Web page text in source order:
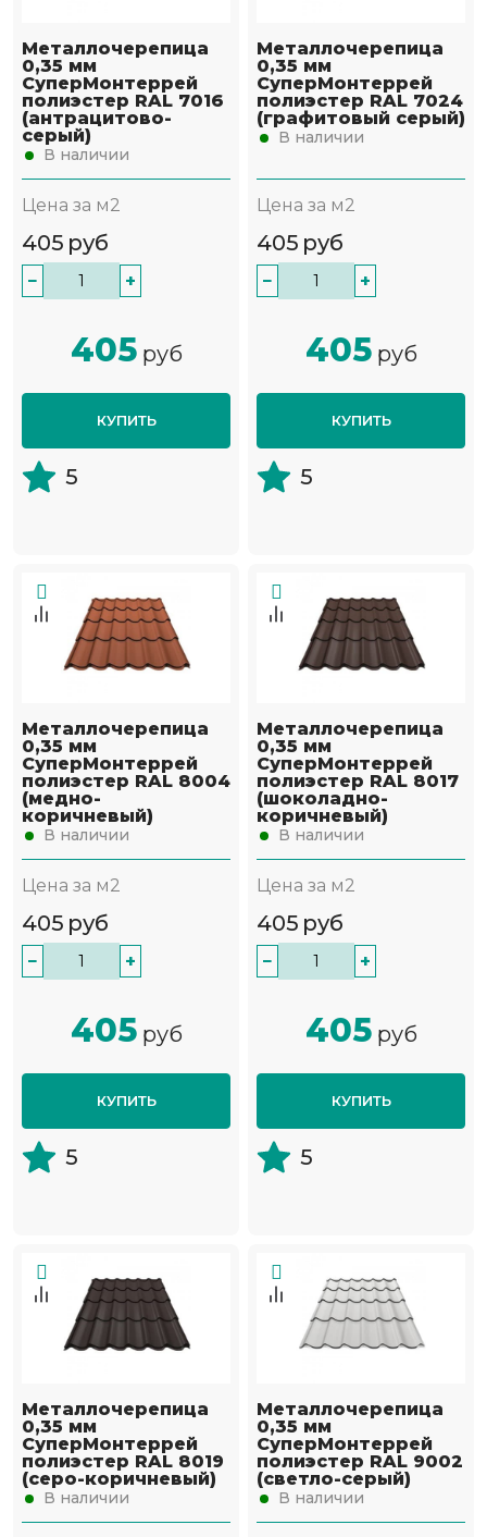
Металлочерепица
0,35 мм
СуперМонтеррей
полиэстер RAL 7016
(антрацитово-
серый)
В наличии
Цена за м2
405 руб
− +
405руб
КУПИТЬ
5
Металлочерепица
0,35 мм
СуперМонтеррей
полиэстер RAL 7024
(графитовый серый)
В наличии
Цена за м2
405 руб
− +
405руб
КУПИТЬ
5
Металлочерепица
0,35 мм
СуперМонтеррей
полиэстер RAL 8004
(медно-
коричневый)
В наличии
Цена за м2
405 руб
− +
405руб
КУПИТЬ
5
Металлочерепица
0,35 мм
СуперМонтеррей
полиэстер RAL 8017
(шоколадно-
коричневый)
В наличии
Цена за м2
405 руб
− +
405руб
КУПИТЬ
5
Металлочерепица
0,35 мм
СуперМонтеррей
полиэстер RAL 8019
(серо-коричневый)
В наличии
Металлочерепица
0,35 мм
СуперМонтеррей
полиэстер RAL 9002
(светло-серый)
В наличии